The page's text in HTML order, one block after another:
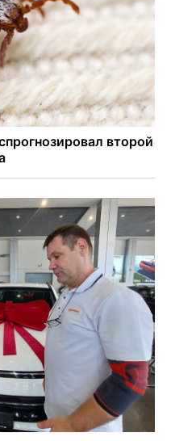
забил тростью